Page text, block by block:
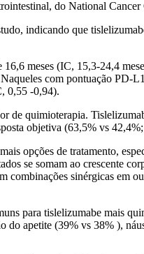
do National
indicando que
meses (IC, 15,3-24,4
com pontuação PD-
0,55 -0,94).
de quimioterapia.
objetiva (63,5% vs
opções de tratamento,
se somam ao crescente
sinérgicas em
para tislelizumabe mais
apetite (39% vs 38% ),